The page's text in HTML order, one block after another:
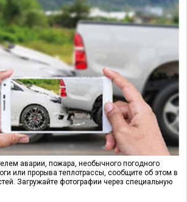
аварии, пожара, необычного погодного
или прорыва теплотрассы, сообщите об этом в
Загружайте фотографии через специальную